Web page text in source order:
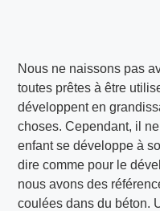
Nous ne naissons pas
toutes prêtes à être
développent en
choses. Cependant, il
enfant se développe à
dire comme pour le
nous avons des
coulées dans du béton.